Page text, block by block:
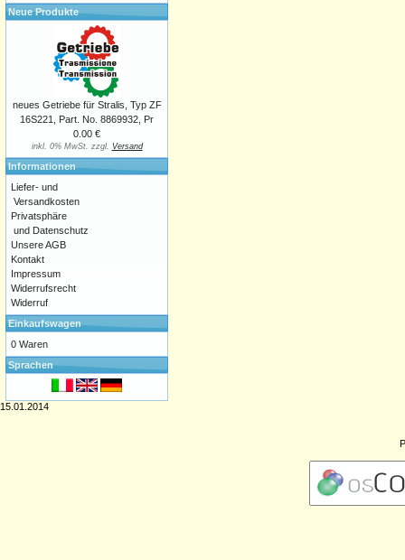
Neue Produkte
neues Getriebe für Stralis, Typ ZF
16S221, Part. No. 8869932, Pr
0.00 €
inkl. 0% MwSt. zzgl. Versand
Informationen
Liefer- und
Versandkosten
Privatsphäre
und Datenschutz
Unsere AGB
Kontakt
Impressum
Widerrufsrecht
Widerruf
Einkaufswagen
0 Waren
Sprachen
15.01.2014